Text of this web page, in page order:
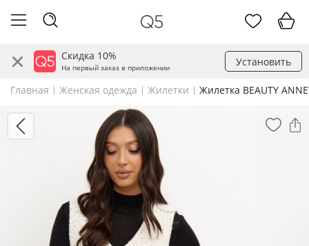
Скидка 10%
На первый заказ в приложении Установить
Главная Женская одежда Жилетки Жилетка BEAUTY